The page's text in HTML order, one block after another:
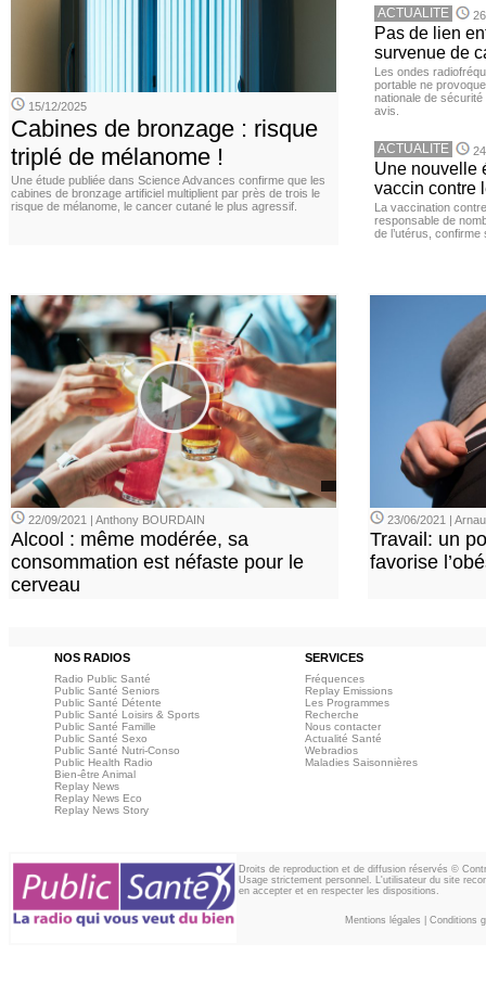
15/12/2025
Cabines de bronzage : risque
triplé de mélanome !
Une étude publiée dans Science Advances confirme que les
cabines de bronzage artificiel multiplient par près de trois le
risque de mélanome, le cancer cutané le plus agressif.
ACTUALITE
Pas de lien
survenue de
Les ondes
portable ne
nationale de
avis.
ACTUALITE
Une nouvelle
vaccin contre
La vaccination
responsable de
de l’utérus,
22/09/2021 | Anthony BOURDAIN
Alcool : même modérée, sa
consommation est néfaste pour le
cerveau
23/06/2021 |
Travail: un
favorise
NOS RADIOS SERVICES
Radio Public Santé
Public Santé Seniors
Public Santé Détente
Public Santé Loisirs & Sports
Public Santé Famille
Public Santé Sexo
Public Santé Nutri-Conso
Public Health Radio
Bien-être Animal
Replay News
Replay News Eco
Replay News Story
Fréquences
Replay Emissions
Les Programmes
Recherche
Nous contacter
Actualité Santé
Webradios
Maladies Saisonnières
Droits de reproduction et de diffusion réservés ©
Usage strictement personnel. L'utilisateur du site
en accepter et en respecter les dispositions.
Mentions légales Conditions